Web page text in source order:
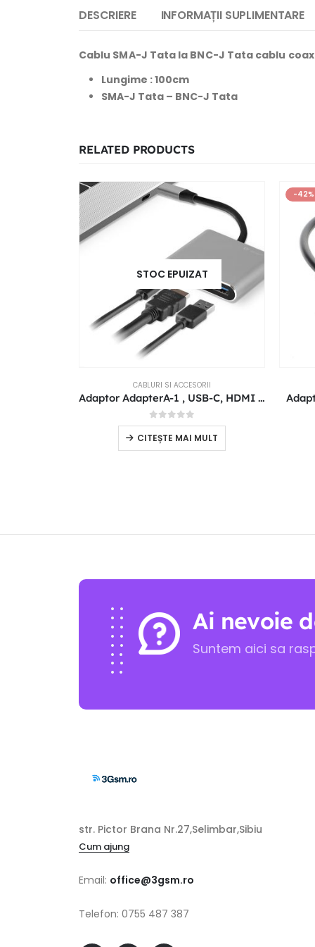
DESCRIERE INFORMAȚII SUPLIMENTARE
Cablu SMA-J Tata la BNC-J Tata cablu
Lungime : 100cm
SMA-J Tata – BNC-J Tata
RELATED PRODUCTS
STOC EPUIZAT
CABLURI SI ACCESORII
Adaptor AdapterA-1 , USB-C, HDMI 4K, USB 3.1, PDW Tracer 100W
0out of 5
CITEȘTE MAI MULT
-42%
Ai nevoie
Suntem aici sa
str. Pictor Brana Nr.27,Selimbar,Sibiu
Cum ajung
Email: office@3gsm.ro
Telefon: 0755 487 387